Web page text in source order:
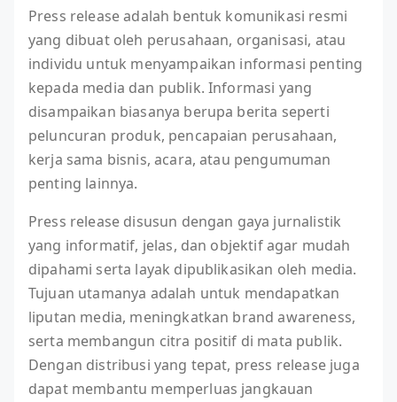
Press release adalah bentuk komunikasi resmi
yang dibuat oleh perusahaan, organisasi, atau
individu untuk menyampaikan informasi penting
kepada media dan publik. Informasi yang
disampaikan biasanya berupa berita seperti
peluncuran produk, pencapaian perusahaan,
kerja sama bisnis, acara, atau pengumuman
penting lainnya.
Press release disusun dengan gaya jurnalistik
yang informatif, jelas, dan objektif agar mudah
dipahami serta layak dipublikasikan oleh media.
Tujuan utamanya adalah untuk mendapatkan
liputan media, meningkatkan brand awareness,
serta membangun citra positif di mata publik.
Dengan distribusi yang tepat, press release juga
dapat membantu memperluas jangkauan